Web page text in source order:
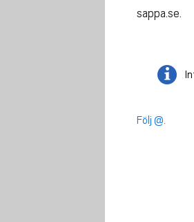
sappa.se.
Följ @.